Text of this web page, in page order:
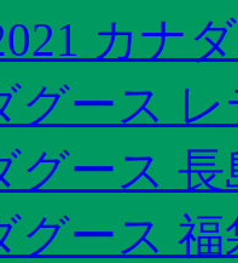
カナ
グース
グース
グース 福